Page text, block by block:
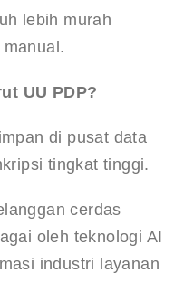
lebih murah
UU PDP?
di pusat data
tingkat tinggi.
cerdas
oleh teknologi AI
industri layanan